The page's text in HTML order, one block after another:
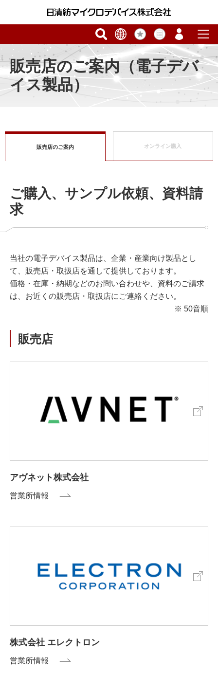
販売店のご案内（電子デバ
イス製品）
販売店のご案内 オンライン購入
ご購入、サンプル依頼、資料請
求
当社の電子デバイス製品は、企業・産業向け製品とし
て、販売店・取扱店を通して提供しております。
価格・在庫・納期などのお問い合わせや、資料のご請求
は、お近くの販売店・取扱店にご連絡ください。
※ 50音順
販売店
アヴネット株式会社
営業所情報
株式会社 エレクトロン
営業所情報